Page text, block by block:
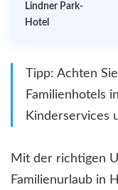
Lindner Park-
Hotel
Tipp: Achten
Familienhotels
Kinderservices
Mit der richtigen
Familienurlaub in